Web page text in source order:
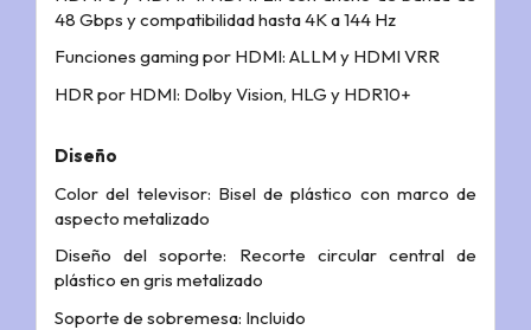
48 Gbps y compatibilidad hasta 4K a 144 Hz
Funciones gaming por HDMI: ALLM y HDMI VRR
HDR por HDMI: Dolby Vision, HLG y HDR10+
Diseño
Color del televisor: Bisel de plástico con marco de
aspecto metalizado
Diseño del soporte: Recorte circular central de
plástico en gris metalizado
Soporte de sobremesa: Incluido